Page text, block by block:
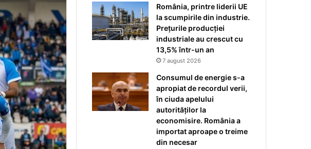
România, printre liderii UE
la scumpirile din industrie.
Prețurile producției
industriale au crescut cu
13,5% într-un an
7 august 2026
Consumul de energie s-a
apropiat de recordul verii,
în ciuda apelului
autorităților la
economisire. România a
importat aproape o treime
din necesar